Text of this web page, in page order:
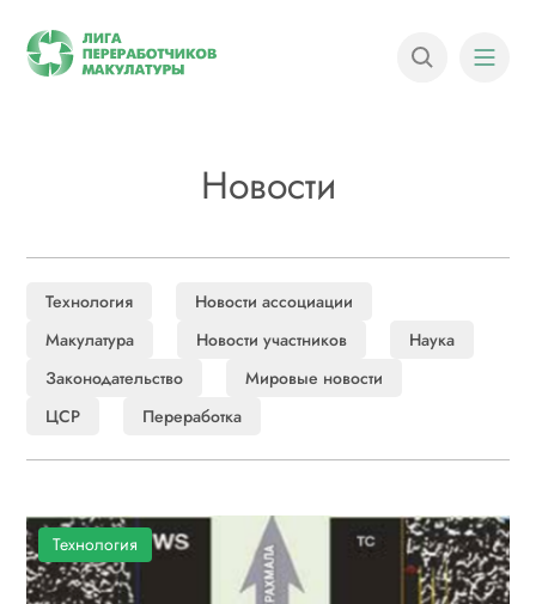
Новости
Технология
Новости ассоциации
Макулатура
Новости участников
Наука
Законодательство
Мировые новости
ЦСР
Переработка
Технология